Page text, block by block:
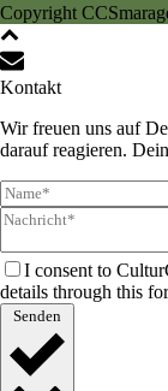
Copyright
Kontakt
Wir freuen uns auf
darauf reagieren.
I consent to
details through this
Senden